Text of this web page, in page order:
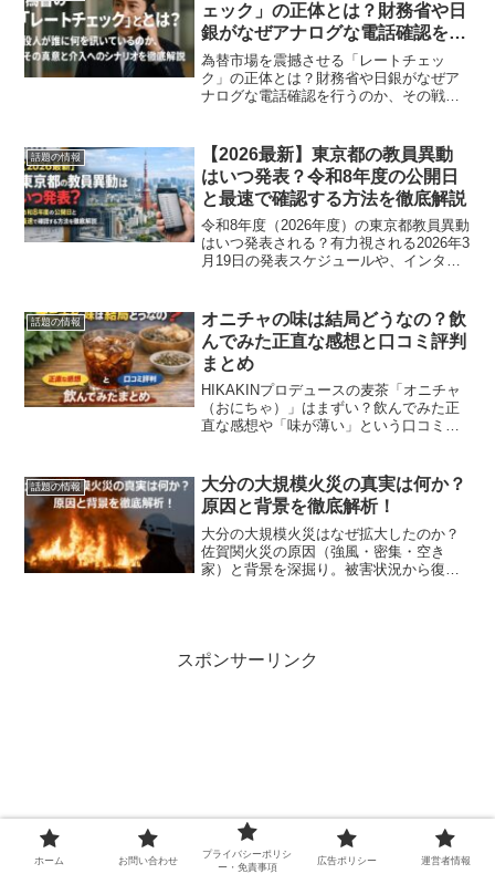
ェック」の正体とは？財務省や日
銀がなぜアナログな電話確認を行
うのか
為替市場を震撼させる「レートチェッ
ク」の正体とは？財務省や日銀がなぜア
ナログな電話確認を行うのか、その戦略
話題の情報
【2026最新】東京都の教員異動
はいつ発表？令和8年度の公開日
と最速で確認する方法を徹底解説
令和8年度（2026年度）の東京都教員異動
はいつ発表される？有力視される2026年3
月19日の発表スケジュールや、インター
話になった先生の異動をいち早く知りた
い保護者・生徒必見の情報です。
話題の情報
オニチャの味は結局どうなの？飲
んでみた正直な感想と口コミ評判
まとめ
HIKAKINプロデュースの麦茶「オニチャ
（おにちゃ）」はまずい？飲んでみた正
直な感想や「味が薄い」という口コミの
まで、麦茶好きの視点で詳しく解説しま
す。
話題の情報
大分の大規模火災の真実は何か？
原因と背景を徹底解析！
大分の大規模火災はなぜ拡大したのか？
佐賀関火災の原因（強風・密集・空き
家）と背景を深掘り。被害状況から復旧
スポンサーリンク
ホーム お問い合わせ
プライバシーポリシ
ー・免責事項
広告ポリシー 運営者情報